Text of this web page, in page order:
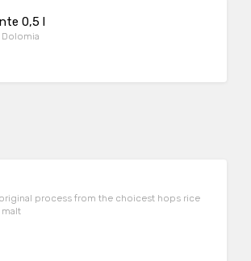
0,5 l
process from the choicest hops rice